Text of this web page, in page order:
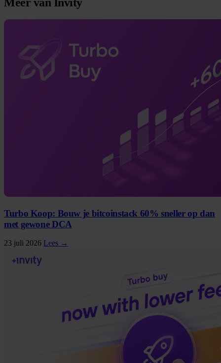
Turbo Koop: Bouw je bitcoinstack 60% sneller op dan
met gewone DCA
23 juli 2026 Lees →